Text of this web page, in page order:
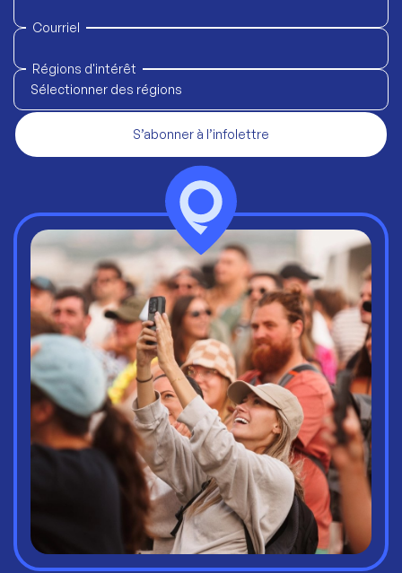
Courriel
Régions d'intérêt
Sélectionner des régions
S’abonner à l’infolettre